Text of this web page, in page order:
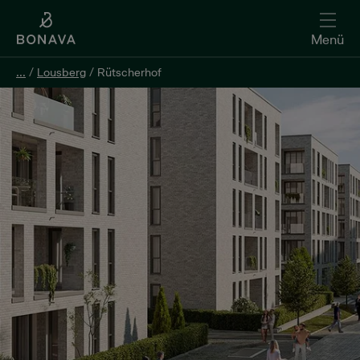
Menü
... / Lousberg / Rütscherhof
... / Lousberg / Rütscherhof
Kontakt aufnehmen